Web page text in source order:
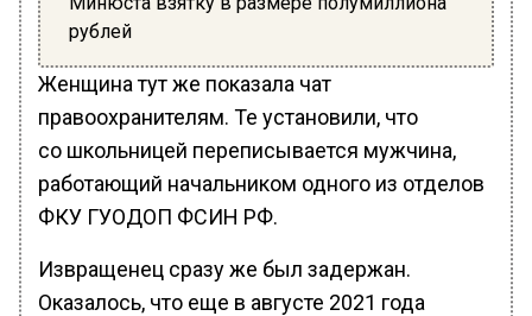
рублей
Женщина тут же показала чат
правоохранителям. Те установили, что
со школьницей переписывается мужчина,
работающий начальником одного из отделов
ФКУ ГУОДОП ФСИН РФ.
Извращенец сразу же был задержан.
Оказалось, что еще в августе 2021 года